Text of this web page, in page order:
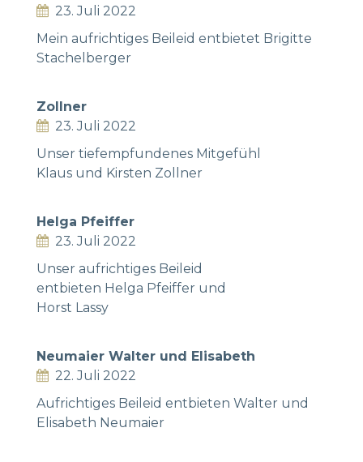
23. Juli 2022
Mein aufrichtiges Beileid entbietet Brigitte
Stachelberger
Zollner
23. Juli 2022
Unser tiefempfundenes Mitgefühl
Klaus und Kirsten Zollner
Helga Pfeiffer
23. Juli 2022
Unser aufrichtiges Beileid
entbieten Helga Pfeiffer und
Horst Lassy
Neumaier Walter und Elisabeth
22. Juli 2022
Aufrichtiges Beileid entbieten Walter und
Elisabeth Neumaier